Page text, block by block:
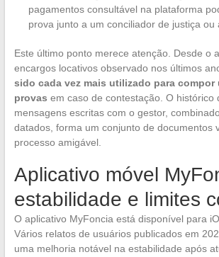
pagamentos consultável na plataforma
prova junto a um conciliador de justiça ou
Este último ponto merece atenção. Desde o
encargos locativos observado nos últimos
sido cada vez mais utilizado para compor
provas em caso de contestação. O histórico
mensagens escritas com o gestor,
datados, forma um conjunto de documentos
processo amigável.
Aplicativo móvel
estabilidade e limites
O aplicativo MyFoncia está disponível para
Vários relatos de usuários publicados em
uma melhoria notável na estabilidade após